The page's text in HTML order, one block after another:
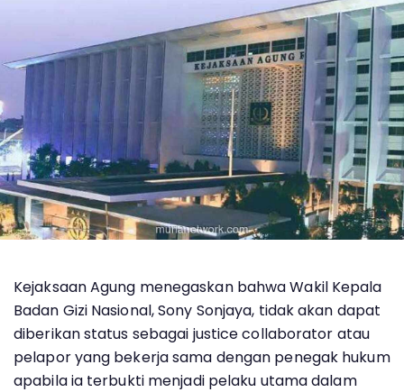
Kejaksaan Agung menegaskan bahwa Wakil Kepala
Badan Gizi Nasional, Sony Sonjaya, tidak akan dapat
diberikan status sebagai justice collaborator atau
pelapor yang bekerja sama dengan penegak hukum
apabila ia terbukti menjadi pelaku utama dalam